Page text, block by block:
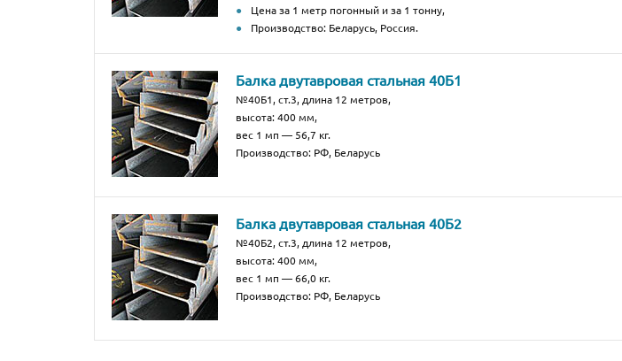
Цена за 1 метр погонный и за 1 тонну,
Производство: Беларусь, Россия.
Балка двутавровая стальная 40Б1
№40Б1, ст.3, длина 12 метров,
высота: 400 мм,
вес 1 мп — 56,7 кг.
Производство: РФ, Беларусь
Балка двутавровая стальная 40Б2
№40Б2, ст.3, длина 12 метров,
высота: 400 мм,
вес 1 мп — 66,0 кг.
Производство: РФ, Беларусь